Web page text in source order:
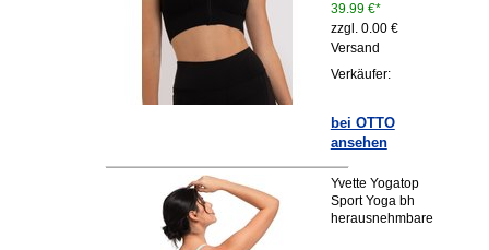
39.99 €*
zzgl. 0.00 €
Versand
Verkäufer:
bei OTTO
ansehen
Yvette Yogatop
Sport Yoga bh
herausnehmbare